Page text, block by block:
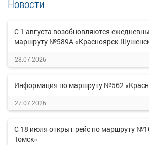
Новости
С 1 августа возобновляются
маршруту №589А «Красноярск-
28.07.2026
Информация по маршруту №562
27.07.2026
С 18 июля открыт рейс по маршруту
Томск»